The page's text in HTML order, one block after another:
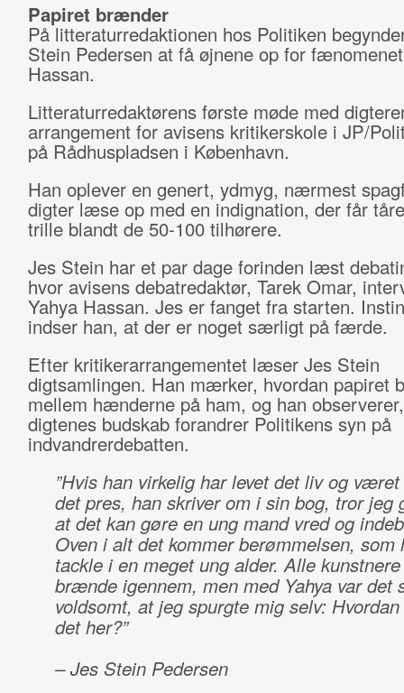
Papiret brænder
På litteraturredaktionen hos Politiken
Stein Pedersen at få øjnene op for
Hassan.
Litteraturredaktørens første møde med
arrangement for avisens kritikerskole i JP/
på Rådhuspladsen i København.
Han oplever en genert, ydmyg, nærmest
digter læse op med en indignation, der får
trille blandt de 50-100 tilhørere.
Jes Stein har et par dage forinden læst
hvor avisens debatredaktør, Tarek Omar,
Yahya Hassan. Jes er fanget fra starten.
indser han, at der er noget særligt på færde.
Efter kritikerarrangementet læser Jes Stein
digtsamlingen. Han mærker, hvordan papiret
mellem hænderne på ham, og han
digtenes budskab forandrer Politikens syn på
indvandrerdebatten.
”Hvis han virkelig har levet det liv og
det pres, han skriver om i sin bog, tror jeg
at det kan gøre en ung mand vred og
Oven i alt det kommer berømmelsen, som
tackle i en meget ung alder. Alle
brænde igennem, men med Yahya var det
voldsomt, at jeg spurgte mig selv:
det her?”
– Jes Stein Pedersen